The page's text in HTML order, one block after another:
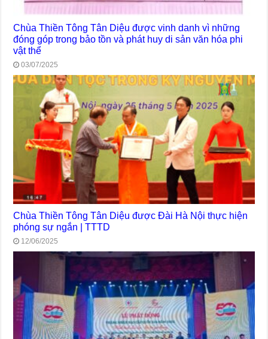
Chùa Thiền Tông Tân Diệu được vinh danh vì những
đóng góp trong bảo tồn và phát huy di sản văn hóa phi
vật thể
03/07/2025
Chùa Thiền Tông Tân Diệu được Đài Hà Nội thực hiện
phóng sự ngắn | TTTD
12/06/2025